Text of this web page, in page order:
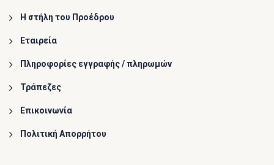
Η στήλη του Προέδρου
Εταιρεία
Πληροφορίες εγγραφής / πληρωμών
Τράπεζες
Επικοινωνία
Πολιτική Απορρήτου